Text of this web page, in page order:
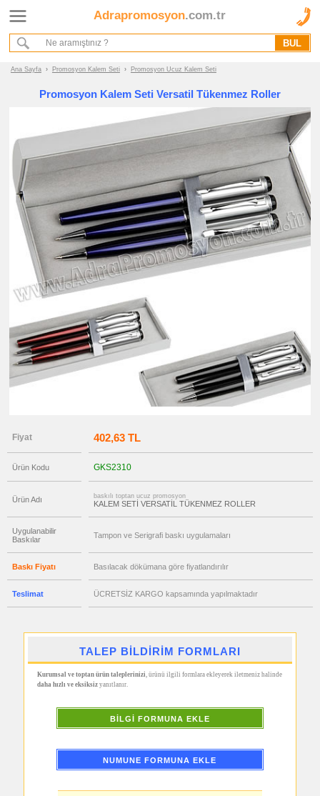
Adrapromosyon.com.tr
Ana Sayfa › Promosyon Kalem Seti › Promosyon Ucuz Kalem Seti
Promosyon Kalem Seti Versatil Tükenmez Roller
Fiyat 402,63 TL
Ürün Kodu GKS2310
Ürün Adı baskılı toptan ucuz promosyon
KALEM SETİ VERSATİL TÜKENMEZ ROLLER
Uygulanabilir
Baskılar
Tampon ve Serigrafi baskı uygulamaları
Baskı Fiyatı Basılacak dökümana göre fiyatlandırılır
Teslimat ÜCRETSİZ KARGO kapsamında yapılmaktadır
TALEP BİLDİRİM FORMLARI
Kurumsal ve toptan ürün taleplerinizi, ürünü ilgili formlara ekleyerek iletmeniz halinde
daha hızlı ve eksiksizyanıtlanır.
BİLGİ FORMUNA EKLE
NUMUNE FORMUNA EKLE
Ana Sayfa
Hakkımızda
Kurumsal Hizmet Akışımız
Ürünleri
Kalem
promosyon
Vip
Kalem
Seti
promosyon
Kalem
promosyon
Ahşap
Kalem
promosyon
Tüm
Ürünleri
Gör
→
promosyon
Termos
Bardak
Geri
Ürünler
promosyon
Hesap
Makinesi
promosyon
Makyaj
Manikür
promosyon
Metre
&
Feneri
promosyon